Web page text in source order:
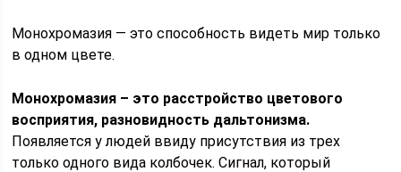
Монохромазия — это способность видеть мир только
в одном цвете.
Монохромазия – это расстройство цветового
восприятия, разновидность дальтонизма.
Появляется у людей ввиду присутствия из трех
только одного вида колбочек. Сигнал, который